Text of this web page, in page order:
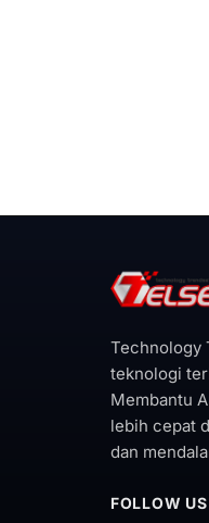
Technology
teknologi
Membantu
lebih cepat
dan
FOLLOW US